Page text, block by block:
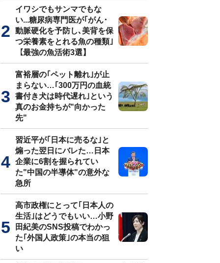
イワシでもサンマでもな
い...糖尿病専門医が｢がん･
動脈硬化を予防し､美背を保
つ栄養素をとれる魚の種類｣
【最強の魚活術3選】
富裕層の｢ペット離れ｣が止
まらない…｢300万円の血統
書付き犬は時代遅れ｣という
真のお金持ちが"向かった
先"
習近平が｢日本に売るな｣と
煽った翌日にバレた…日本
企業に6割を握られてい
た"中国の半導体"の意外な
急所
高市政権にとって｢日本人の
生活｣はどうでもいい…小野
田紀美のSNS投稿でわかっ
た｢外国人政策｣の本当の狙
い